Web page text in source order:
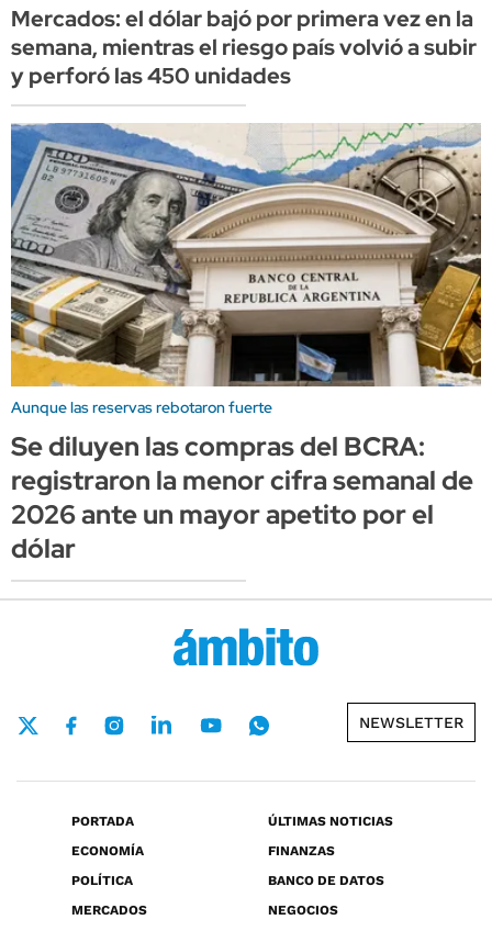
Mercados: el dólar bajó por primera vez en la
semana, mientras el riesgo país volvió a subir
y perforó las 450 unidades
Aunque las reservas rebotaron fuerte
Se diluyen las compras del BCRA:
registraron la menor cifra semanal de
2026 ante un mayor apetito por el
dólar
NEWSLETTER
PORTADA
ÚLTIMAS NOTICIAS
ECONOMÍA
FINANZAS
POLÍTICA
BANCO DE DATOS
MERCADOS
NEGOCIOS